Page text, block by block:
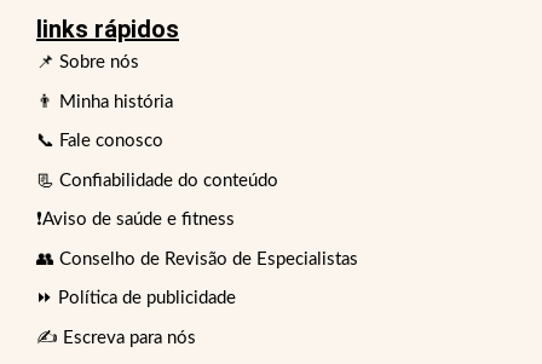
links rápidos
📌 Sobre nós
👨 Minha história
📞 Fale conosco
📃 Confiabilidade do conteúdo
❗Aviso de saúde e fitness
👥 Conselho de Revisão de Especialistas
⏩ Política de publicidade
✍️ Escreva para nós